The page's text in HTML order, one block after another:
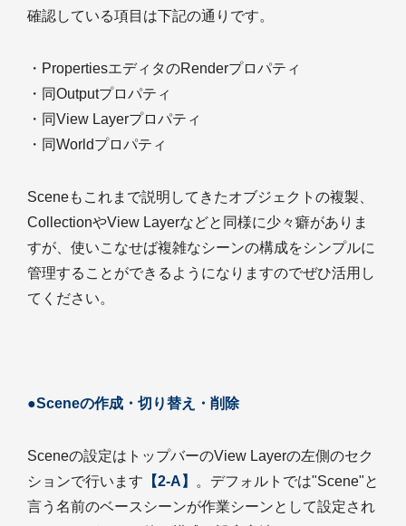
確認している項目は下記の通りです。
・PropertiesエディタのRenderプロパティ
・同Outputプロパティ
・同View Layerプロパティ
・同Worldプロパティ
Sceneもこれまで説明してきたオブジェクトの複製、
CollectionやView Layerなどと同様に少々癖がありま
すが、使いこなせば複雑なシーンの構成をシンプルに
管理することができるようになりますのでぜひ活用し
てください。
●Sceneの作成・切り替え・削除
Sceneの設定はトップバーのView Layerの左側のセク
ションで行います 【2-A】 。デフォルトでは"Scene"と
言う名前のベースシーンが作業シーンとして設定され